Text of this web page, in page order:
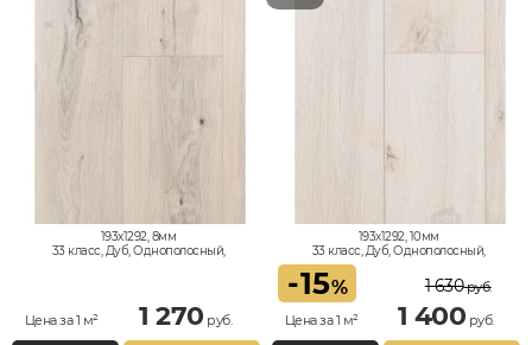
193x1292, 8мм
33 класс, Дуб, Однополосный,
Цена за 1 м² 1 270 руб.
193x1292, 10мм
33 класс, Дуб, Однополосный,
-15%
Цена за 1 м²
1 630руб.
1 400 руб.